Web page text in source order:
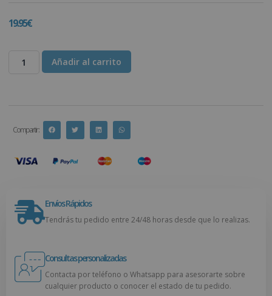
19.95€
Añadir al carrito
Compartir :
Envíos Rápidos
Tendrás tu pedido entre 24/48 horas desde que lo realizas.
Consultas personalizadas
Contacta por teléfono o Whatsapp para asesorarte sobre
cualquier producto o conocer el estado de tu pedido.